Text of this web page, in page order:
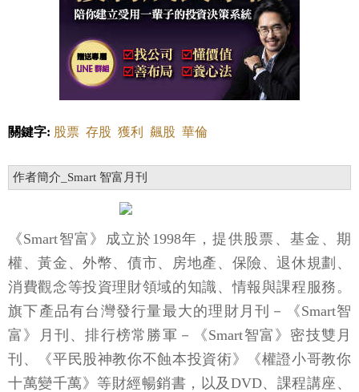
關鍵字: 股票 存股 獲利 飆股 華倫
作者簡介_Smart 智富月刊
《Smart智富》成立於1998年，提供股票、基金、期
權、黃金、外幣、債市、房地產、保險、退休規劃、
消費觀念等投資理財領域的知識、情報與課程服務。
旗下產品有台灣發行量最大的理財月刊－《Smart智
富》月刊、排行榜常勝軍－《Smart智富》密技雙月
刊、《平民股神教你不蝕本投資術》《權證小哥教你
十萬變千萬》等財經暢銷書，以及DVD、課程講座、